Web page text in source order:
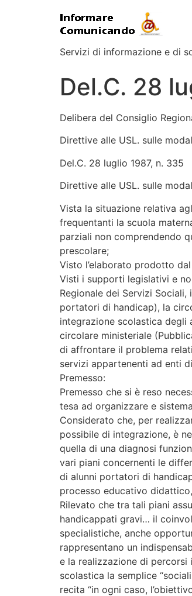
Servizi di informazione e di
Del.C. 28
Delibera del Consiglio
Direttive alle USL. sulle
Del.C. 28 luglio 1987, n. 335
Direttive alle USL. sulle
Vista la situazione relativa
frequentanti la scuola
parziali non comprendendo
prescolare;
Visto l’elaborato prodotto
Visti i supporti legislativi e
Regionale dei Servizi
portatori di handicap), la
integrazione scolastica degli
circolare ministeriale
di affrontare il problema
servizi appartenenti ad enti
Premesso:
Premesso che si è reso
tesa ad organizzare e
Considerato che, per
possibile di integrazione, è
quella di una diagnosi
vari piani concernenti le
di alunni portatori di
processo educativo
Rilevato che tra tali piani
handicappati gravi… il
specialistiche, anche
rappresentano un
e la realizzazione di percorsi
scolastica la semplice
recita “in ogni caso,